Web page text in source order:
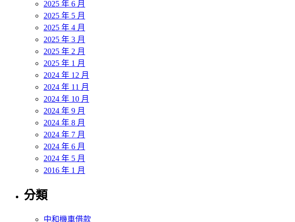
2025 年 6 月
2025 年 5 月
2025 年 4 月
2025 年 3 月
2025 年 2 月
2025 年 1 月
2024 年 12 月
2024 年 11 月
2024 年 10 月
2024 年 9 月
2024 年 8 月
2024 年 7 月
2024 年 6 月
2024 年 5 月
2016 年 1 月
分類
中和機車借款